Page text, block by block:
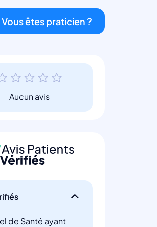
Vous êtes praticien ?
Aucun avis
de Santé ayant